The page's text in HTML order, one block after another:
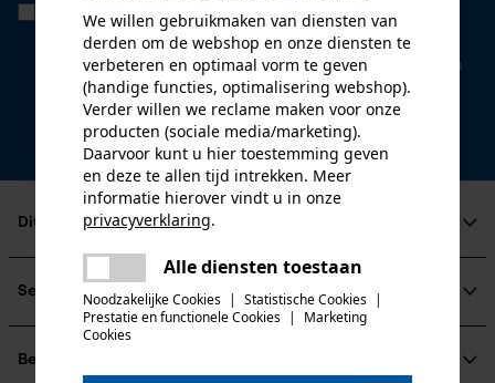
Wanneer u instemt met persoonlijke tracking kunnen we u via onze
newsletter individuele aanbiedingen doen. Uw gegevens worden
niet gedeeld met derden. U kunt uw toestemming te allen tijde met
een klik intrekken. Onderaan iedere newsletter vindt u daarvoor een
* velden zijn verplicht
*** Inwisselbaar vanaf een goederenwaarde van 100,- €
Dit is KOX
Maatschappelijke betrokkenheid
raadgever
KOX Harvester
Aanmelding nieuwsbrief
Service
Veel gestelde vragen
KOX catalogus
Betalingswijzen
We willen gebruikmaken van diensten van
derden om de webshop en onze diensten te
verbeteren en optimaal vorm te geven
(handige functies, optimalisering webshop).
Verder willen we reclame maken voor onze
producten (sociale media/marketing).
Daarvoor kunt u hier toestemming geven
en deze te allen tijd intrekken. Meer
informatie hierover vindt u in onze
privacyverklaring.
Alle diensten toestaan
Noodzakelijke Cookies | Statistische Cookies |
Prestatie en functionele Cookies |
Marketing
Cookies
Er is een fout opgetreden. Gelieve
het opnieuw te proberen.
delen
mail